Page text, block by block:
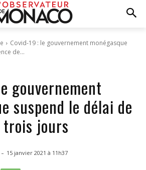
Covid-19 : le gouvernement monégasque
de...
gouvernement
suspend le délai de
trois jours
- 15 janvier 2021 à 11h37